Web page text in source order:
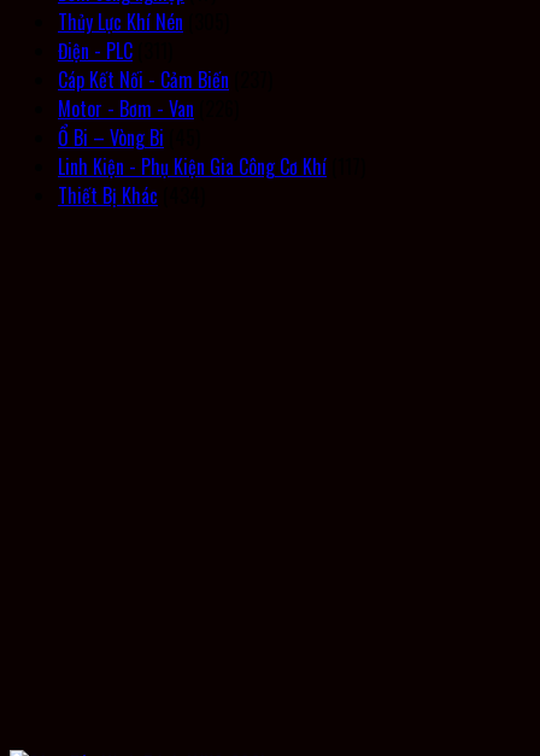
Thủy Lực Khí Nén
Điện - PLC
Cáp Kết Nối - Cảm Biến
Motor - Bơm - Van
Ổ Bi – Vòng Bi
Linh Kiện - Phụ Kiện Gia Công Cơ Khí
Thiết Bị Khác